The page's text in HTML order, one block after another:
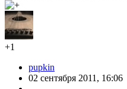
+1
pupkin
02 сентября 2011, 16:06